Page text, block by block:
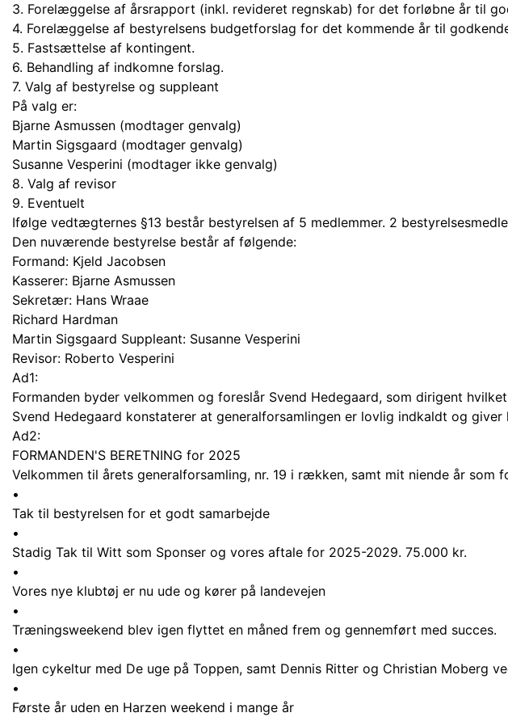
3. Forelæggelse af årsrapport (inkl. revideret regnskab) for det forløbne år til
4. Forelæggelse af bestyrelsens budgetforslag for det kommende år til
5. Fastsættelse af kontingent.
6. Behandling af indkomne forslag.
7. Valg af bestyrelse og suppleant
På valg er:
Bjarne Asmussen (modtager genvalg)
Martin Sigsgaard (modtager genvalg)
Susanne Vesperini (modtager ikke genvalg)
8. Valg af revisor
9. Eventuelt
Ifølge vedtægternes §13 består bestyrelsen af 5 medlemmer. 2
Den nuværende bestyrelse består af følgende:
Formand: Kjeld Jacobsen
Kasserer: Bjarne Asmussen
Sekretær: Hans Wraae
Richard Hardman
Martin Sigsgaard Suppleant: Susanne Vesperini
Revisor: Roberto Vesperini
Ad1:
Formanden byder velkommen og foreslår Svend Hedegaard, som dirigent
Svend Hedegaard konstaterer at generalforsamlingen er lovlig indkaldt og
Ad2:
FORMANDEN'S BERETNING for 2025
Velkommen til årets generalforsamling, nr. 19 i rækken, samt mit niende år som
•
Tak til bestyrelsen for et godt samarbejde
•
Stadig Tak til Witt som Sponser og vores aftale for 2025-2029. 75.000 kr.
•
Vores nye klubtøj er nu ude og kører på landevejen
•
Træningsweekend blev igen flyttet en måned frem og gennemført med succes.
•
Igen cykeltur med De uge på Toppen, samt Dennis Ritter og Christian Moberg
•
Første år uden en Harzen weekend i mange år